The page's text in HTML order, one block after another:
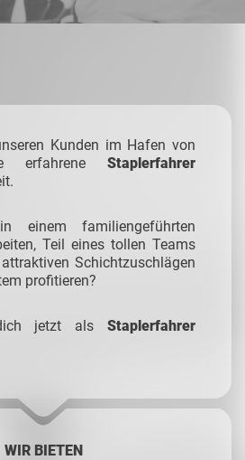
Kunden im Hafen von
erfahrene Staplerfahrer
einem familiengeführten
Teil eines tollen Teams
Schichtzuschlägen
profitieren?
jetzt als Staplerfahrer
WIR BIETEN